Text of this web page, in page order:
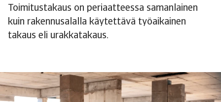
Toimitustakaus on periaatteessa samanlainen
kuin rakennusalalla käytettävä työaikainen
takaus eli urakkatakaus.